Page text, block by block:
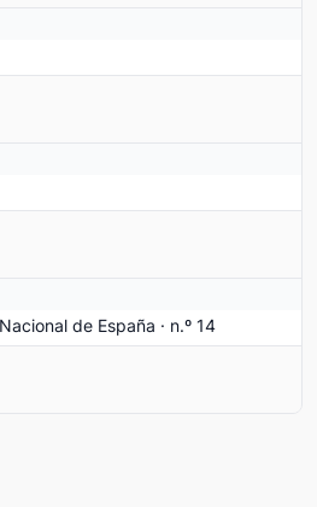
de España · n.º 14